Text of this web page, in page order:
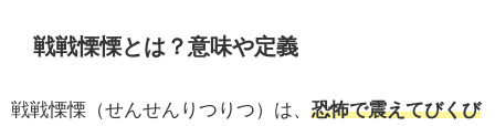
戦戦慄慄とは？意味や定義
戦戦慄慄（せんせんりつりつ）は、 恐怖で震えてびくび